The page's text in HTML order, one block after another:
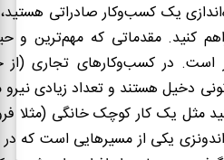
یک کسب‌وکار صادراتی
کنید. مقدماتی که مهمترین و
است. در کسبوکارهای تجاری
دخیل هستند و تعداد زیادی
مثل یک کار کوچک خانگی (مثلا
یکی از مسیرهایی است که